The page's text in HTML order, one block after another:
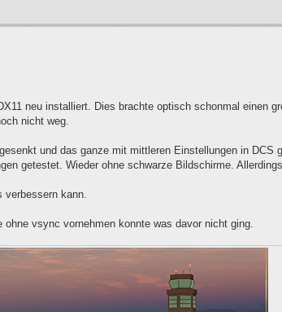
neu installiert. Dies brachte optisch schonmal einen
nicht weg.
und das ganze mit mittleren Einstellungen in DCS
getestet. Wieder ohne schwarze Bildschirme.
kann.
vsync vornehmen konnte was davor nicht ging.